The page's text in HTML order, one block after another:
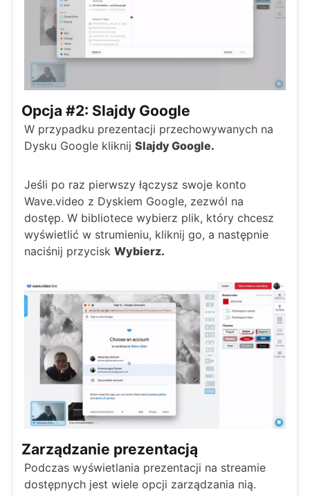
Opcja #2: Slajdy Google
W przypadku prezentacji przechowywanych na
Dysku Google kliknij Slajdy Google.
Jeśli po raz pierwszy łączysz swoje konto
Wave.video z Dyskiem Google, zezwól na
dostęp. W bibliotece wybierz plik, który chcesz
wyświetlić w strumieniu, kliknij go, a następnie
naciśnij przycisk Wybierz.
Zarządzanie prezentacją
Podczas wyświetlania prezentacji na streamie
dostępnych jest wiele opcji zarządzania nią.